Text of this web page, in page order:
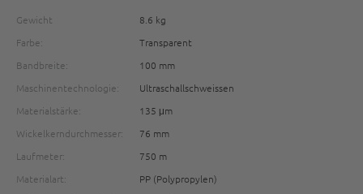
Gewicht
8.6 kg
Farbe:
Transparent
Bandbreite:
100 mm
Maschinentechnologie:
Ultraschallschweissen
Materialstärke:
135 μm
Wickelkerndurchmesser:
76 mm
Laufmeter:
750 m
Materialart:
PP (Polypropylen)